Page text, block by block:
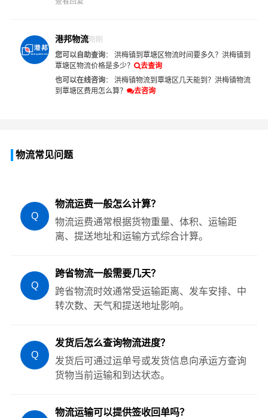
港邦物流刚刚
您可以自助查询： 洪梅镇到覃塘区物流时间要多久？ 洪梅镇到
覃塘区物流价格是多少？
去查询
也可以在线咨询： 洪梅镇物流到覃塘区几天能到？ 洪梅镇物流
到覃塘区费用怎么算？
去咨询
物流常见问题
Q
物流运费一般怎么计算？
物流运费通常根据货物重量、体积、运输距
离、提送地址和运输方式综合计算。
Q
跨省物流一般需要几天？
跨省物流时效通常受运输距离、发车安排、中
转次数、天气和提送地址影响。
Q
发货后怎么查询物流进度？
发货后可通过运单号或发货信息向承运方查询
货物当前运输和到达状态。
物流运输可以提供签收回单吗？